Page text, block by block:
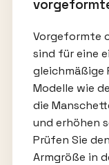
Vorgeformte
sind für eine
gleichmäßige
Modelle wie
die
und erhöhen
Prüfen Sie
Armgröße in